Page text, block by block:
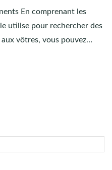
En comprenant les
utilise pour rechercher des
vôtres, vous pouvez…